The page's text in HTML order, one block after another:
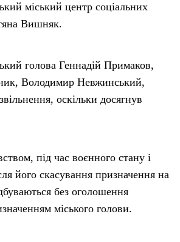
міський центр соціальних
Вишняк.
голова Геннадій Примаков,
Володимир Невжинський,
оскільки досягнув
під час воєнного стану і
його скасування призначення на
без оголошення
міського голови.